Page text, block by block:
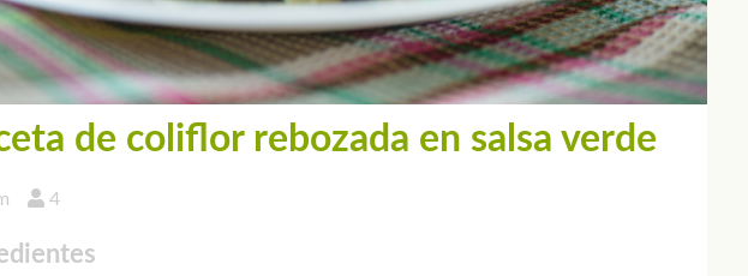
de coliflor rebozada en salsa verde
4